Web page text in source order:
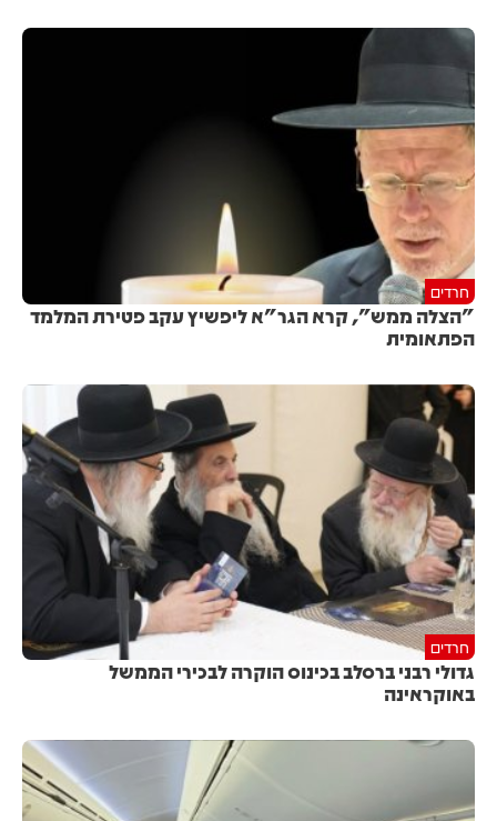
חרדים
"הצלה ממש", קרא הגר"א ליפשיץ עקב פטירת המלמד
הפתאומית
חרדים
גדולי רבני ברסלב בכינוס הוקרה לבכירי הממשל
באוקראינה